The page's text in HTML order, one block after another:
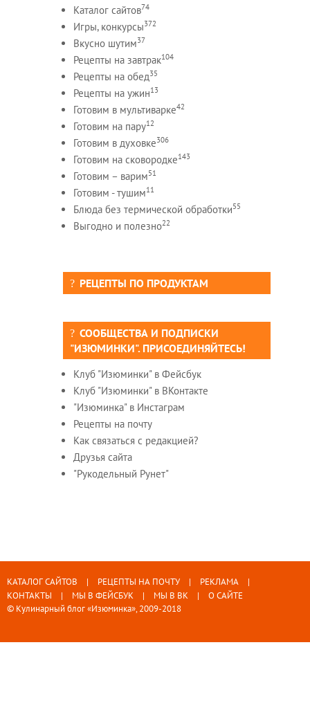
Каталог сайтов74
Игры, конкурсы372
Вкусно шутим37
Рецепты на завтрак104
Рецепты на обед35
Рецепты на ужин13
Готовим в мультиварке42
Готовим на пару12
Готовим в духовке306
Готовим на сковородке143
Готовим – варим51
Готовим - тушим11
Блюда без термической обработки55
Выгодно и полезно22
РЕЦЕПТЫ ПО ПРОДУКТАМ
СООБЩЕСТВА И ПОДПИСКИ
"ИЗЮМИНКИ". ПРИСОЕДИНЯЙТЕСЬ!
Клуб "Изюминки" в Фейсбук
Клуб "Изюминки" в ВКонтакте
"Изюминка" в Инстаграм
Рецепты на почту
Как связаться с редакцией?
Друзья сайта
"Рукодельный Рунет"
КАТАЛОГ САЙТОВ РЕЦЕПТЫ НА ПОЧТУ
РЕКЛАМА
КОНТАКТЫ
МЫ В ФЕЙСБУК МЫ В ВК
О САЙТЕ
© Кулинарный блог «Изюминка», 2009-2018